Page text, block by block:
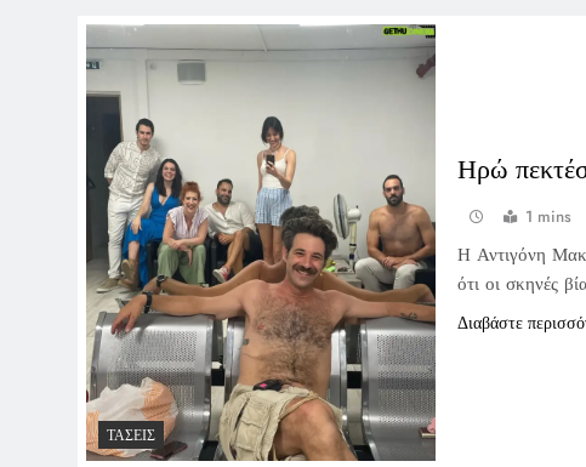
ΤΆΣΕΙΣ
Ηρώ
1 mins
Η Αντιγόνη
ότι οι σκηνές
Διαβάστε